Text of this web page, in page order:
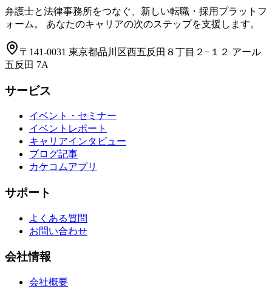
弁護士と法律事務所をつなぐ、新しい転職・採用プラットフ
ォーム。 あなたのキャリアの次のステップを支援します。
〒141-0031 東京都品川区西五反田８丁目２−１２ アール
五反田 7A
サービス
イベント・セミナー
イベントレポート
キャリアインタビュー
ブログ記事
カケコムアプリ
サポート
よくある質問
お問い合わせ
会社情報
会社概要